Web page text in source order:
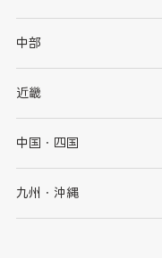
岩手県
秋田県
茨城県
群馬県
千葉県
中部
新潟県
石川県
山梨県
近畿
大阪府
京都府
中国・四国
鳥取県
九州・沖縄